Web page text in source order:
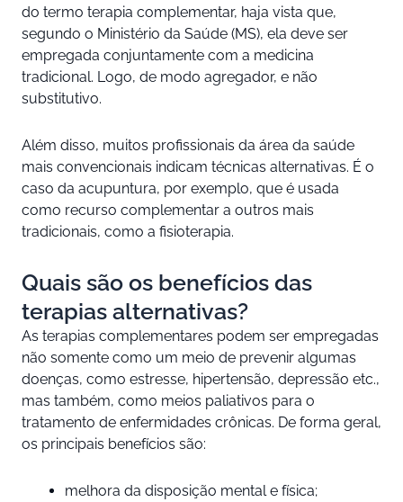
do termo terapia complementar, haja vista que,
segundo o Ministério da Saúde (MS), ela deve ser
empregada conjuntamente com a medicina
tradicional. Logo, de modo agregador, e não
substitutivo.
Além disso, muitos profissionais da área da saúde
mais convencionais indicam técnicas alternativas. É o
caso da acupuntura, por exemplo, que é usada
como recurso complementar a outros mais
tradicionais, como a fisioterapia.
Quais são os benefícios das
terapias alternativas?
As terapias complementares podem ser empregadas
não somente como um meio de prevenir algumas
doenças, como estresse, hipertensão, depressão etc.,
mas também, como meios paliativos para o
tratamento de enfermidades crônicas. De forma geral,
os principais benefícios são:
melhora da disposição mental e física;